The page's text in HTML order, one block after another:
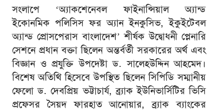
সংলাপে ‘অ্যাকশেনেবল ফাইনান্সিয়াল অ্যান্ড
ইকোনমিক পলিসিস ফর অ্যান ইনকুসিভ, ইকুইটেবল
অ্যান্ড প্রোসপেরাস বাংলাদেশ’ শীর্ষক উদ্বোধনী প্লেনারি
সেশনে প্রধান বক্তা ছিলেন অন্তর্বর্তী সরকারের অর্থ এবং
বিজ্ঞান ও প্রযুক্তি উপদেষ্টা ড. সালেহউদ্দিন আহমেদ।
বিশেষ অতিথি হিসেবে উপস্থিত ছিলেন সিপিডি সম্মানীয়
ফেলো ড. দেবপ্রিয় ভট্টাচার্য, ব্র্যাক ইউনিভার্সিটির ভিসি
প্রফেসর সৈয়দ ফারহাত আনোয়ার, ব্র্যাক ব্যাংকের